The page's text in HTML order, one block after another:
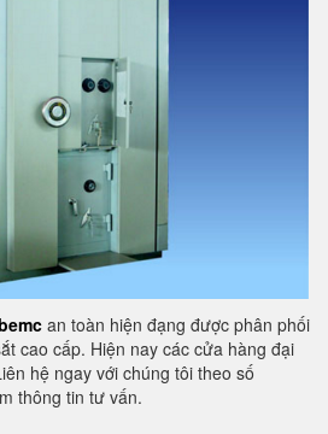
an toàn hiện đạng được phân phối
cao cấp. Hiện nay các cửa hàng đại
hệ ngay với chúng tôi theo số
thông tin tư vấn.